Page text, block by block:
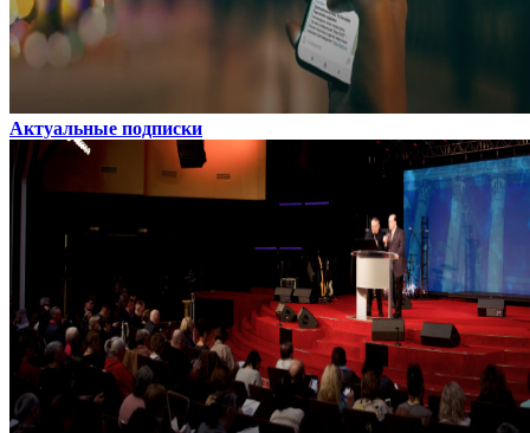
Актуальные подписки